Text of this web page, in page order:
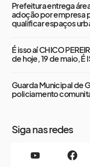
Prefeitura entrega
adoção por empresa
qualificar espaços
É isso aí CHICO
de hoje, 19 de maio, É
Guarda Municipal de
policiamento
Siga nas redes